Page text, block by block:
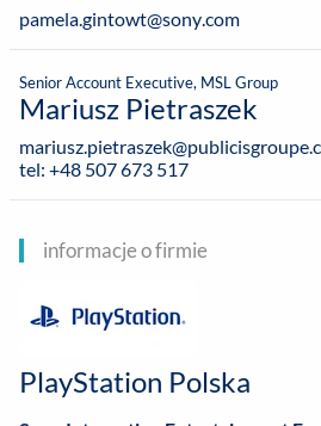
pamela.gintowt@sony.com
Senior Account Executive, MSL Group
Mariusz Pietraszek
tel: +48 507 673 517
informacje o firmie
PlayStation Polska